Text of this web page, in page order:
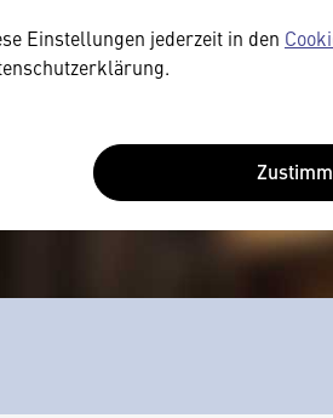
Einstellungen jederzeit in den